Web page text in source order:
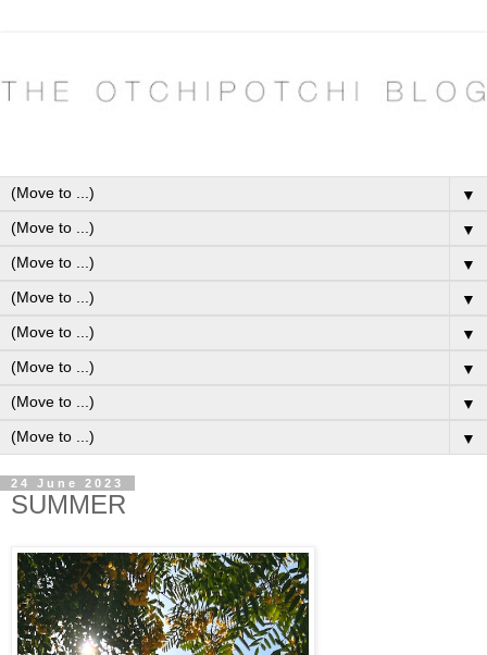
▼
▼
▼
▼
▼
▼
▼
▼
24 June 2023
SUMMER